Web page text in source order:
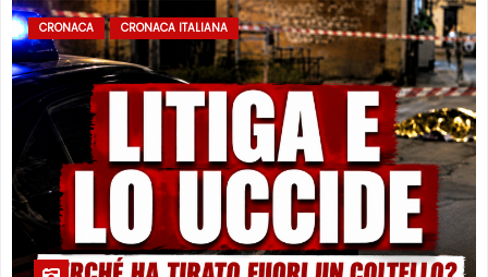
CRONACA CRONACA ITALIANA